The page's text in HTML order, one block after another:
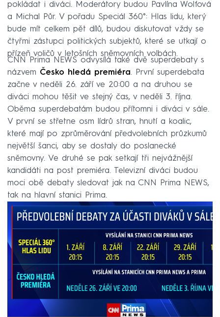
pokládat i diváci. Moderátory budou Pavlína Wolfová
a Michal Půr. V pořadu Speciál 360°: Hlas lidu, který
bude mít celkem pět dílů, budou diskutovat vždy se
čtyřmi zástupci politických subjektů, které se utkají o
přízeň voličů v letošních sněmovních volbách.
CNN Prima NEWS odvysílá také dvě superdebaty s
názvem Česko hledá premiéra. První superdebata
začne v neděli 26. září ve 20:00 a na druhou se
diváci mohou těšit ve stejný čas, v neděli 3. října.
Oběma superdebatám budou přítomni i diváci v sále.
V první se střetne osm lídrů stran, hnutí a koalic,
které mají po zprůměrování předvolebních průzkumů
největší šanci, aby se dostaly do poslanecké
sněmovny. Ve druhé se pak setkají tři nejvážnější
kandidáti na post premiéra. Televizní diváci budou
moci obě debaty sledovat jak na CNN Prima NEWS,
tak na hlavní stanici Prima.